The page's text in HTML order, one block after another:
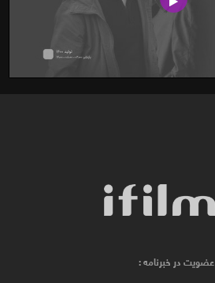
عضویت در خبرنامه :